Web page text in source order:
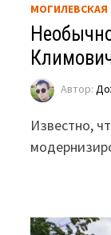
МОГИЛЕВСКАЯ
Автор:
Известно,